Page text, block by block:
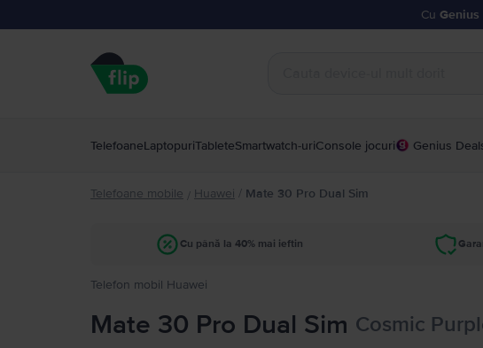
Cu Genius
TelefoaneLaptopuriTableteSmartwatch-uriConsole jocuri Genius
Telefoane mobile / Huawei / Mate 30 Pro Dual Sim
Cu până la 40% mai ieftin
Telefon mobil Huawei
Mate 30 Pro Dual Sim Cosmic